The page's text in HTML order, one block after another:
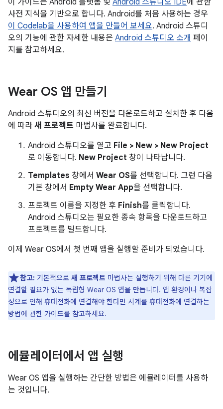
이 가이드는 Android 플랫폼 및 Android 스튜디오 IDE에 관한
사전 지식을 기반으로 합니다. Android를 처음 사용하는 경우
이 Codelab을 사용하여 앱을 만들어 보세요. Android 스튜디
오의 기능에 관한 자세한 내용은 Android 스튜디오 소개 페이
지를 참고하세요.
Wear OS 앱 만들기
Android 스튜디오의 최신 버전을 다운로드하고 설치한 후 다음
에 따라 새 프로젝트 마법사를 완료합니다.
Android 스튜디오를 열고 File > New > New Project
로 이동합니다. New Project 창이 나타납니다.
Templates 창에서 Wear OS를 선택합니다. 그런 다음
기본 창에서 Empty Wear App을 선택합니다.
프로젝트 이름을 지정한 후 Finish를 클릭합니다.
Android 스튜디오는 필요한 종속 항목을 다운로드하고
프로젝트를 빌드합니다.
이제 Wear OS에서 첫 번째 앱을 실행할 준비가 되었습니다.
참고: 기본적으로 새 프로젝트 마법사는 실행하기 위해 다른 기기에
연결할 필요가 없는 독립형 Wear OS 앱을 만듭니다. 앱 환경이나 복잡
성으로 인해 휴대전화에 연결해야 한다면 시계를 휴대전화에 연결하는
방법에 관한 가이드를 참고하세요.
에뮬레이터에서 앱 실행
Wear OS 앱을 실행하는 간단한 방법은 에뮬레이터를 사용하
는 것입니다.